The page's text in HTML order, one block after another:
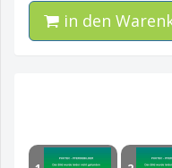
in den